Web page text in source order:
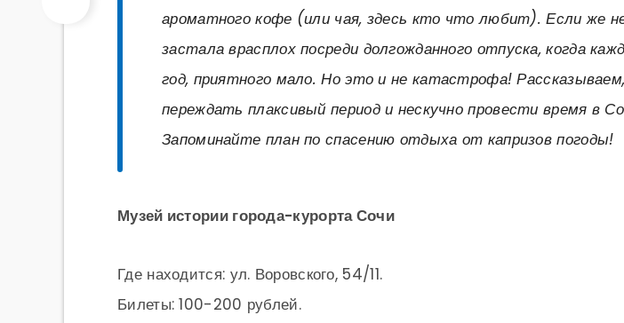
ароматного кофе (или чая, здесь кто что любит). Если же
застала врасплох посреди долгожданного отпуска, когда
год, приятного мало. Но это и не катастрофа!
переждать плаксивый период и нескучно провести время в
Запоминайте план по спасению отдыха от капризов погоды!
Музей истории города-курорта Сочи
Где находится: ул. Воровского, 54/11.
Билеты: 100-200 рублей.